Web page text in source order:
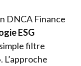
DNCA Finance
ESG
simple filtre
L’approche